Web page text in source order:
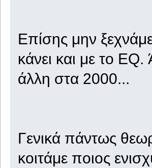
Επίσης μην
κάνει και με το
άλλη στα 2000...
Γενικά πάντως
κοιτάμε ποιος